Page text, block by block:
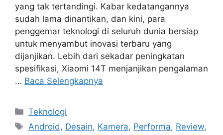
yang tak tertandingi. Kabar kedatangannya
sudah lama dinantikan, dan kini, para
penggemar teknologi di seluruh dunia bersiap
untuk menyambut inovasi terbaru yang
dijanjikan. Lebih dari sekadar peningkatan
spesifikasi, Xiaomi 14T menjanjikan pengalaman
… Baca Selengkapnya
Kategori
Teknologi
Tag
Android, Desain, Kamera, Performa, Review,